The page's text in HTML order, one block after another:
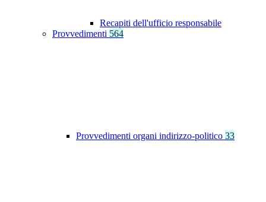
Recapiti dell'ufficio responsabile
Provvedimenti 564
Provvedimenti organi indirizzo-politico 33